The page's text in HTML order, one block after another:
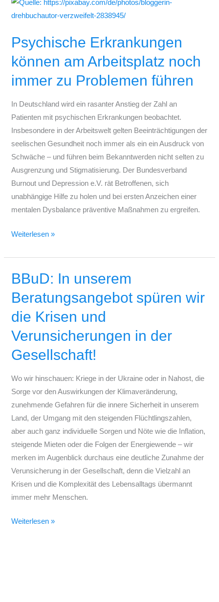
Psychische Erkrankungen
können am Arbeitsplatz noch
immer zu Problemen führen
In Deutschland wird ein rasanter Anstieg der Zahl an
Patienten mit psychischen Erkrankungen beobachtet.
Insbesondere in der Arbeitswelt gelten Beeinträchtigungen der
seelischen Gesundheit noch immer als ein ein Ausdruck von
Schwäche – und führen beim Bekanntwerden nicht selten zu
Ausgrenzung und Stigmatisierung. Der Bundesverband
Burnout und Depression e.V. rät Betroffenen, sich
unabhängige Hilfe zu holen und bei ersten Anzeichen einer
mentalen Dysbalance präventive Maßnahmen zu ergreifen.
Erkrankungen
am
Arbeitsplatz
noch
immer
Problemen
führen
Weiterlesen »
BBuD: In unserem
Beratungsangebot spüren wir
die Krisen und
Verunsicherungen in der
Gesellschaft!
Wo wir hinschauen: Kriege in der Ukraine oder in Nahost, die
Sorge vor den Auswirkungen der Klimaveränderung,
zunehmende Gefahren für die innere Sicherheit in unserem
Land, der Umgang mit den steigenden Flüchtlingszahlen,
aber auch ganz individuelle Sorgen und Nöte wie die Inflation,
steigende Mieten oder die Folgen der Energiewende – wir
merken im Augenblick durchaus eine deutliche Zunahme der
Verunsicherung in der Gesellschaft, denn die Vielzahl an
Krisen und die Komplexität des Lebensalltags übermannt
immer mehr Menschen.
BBuD:
unserem
Beratungsangebot
wir
die
und
Verunsicherungen
in
der
Gesellschaft!
Weiterlesen »